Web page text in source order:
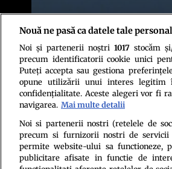
Foto: Shutterstock
Nouă ne pasă ca datele tale
Noi și partenerii noștri 1017stocăm
precum identificatorii cookie unici
Puteți accepta sau gestiona
opune utilizării unui interes legitim
confidențialitate. Aceste alegeri vor fi
navigarea. Mai multe detalii
Noi si partenerii nostri (retelele de
precum si furnizorii nostri de
permite website-ului sa functioneze,
publicitare afisate in functie de